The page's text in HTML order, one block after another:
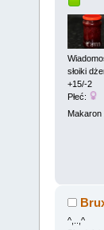
słoiki
+15/-2
Płeć:
Makaron
^,..,^